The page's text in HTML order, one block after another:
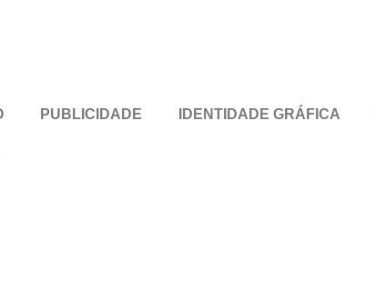
PUBLICIDADE IDENTIDADE GRÁFICA